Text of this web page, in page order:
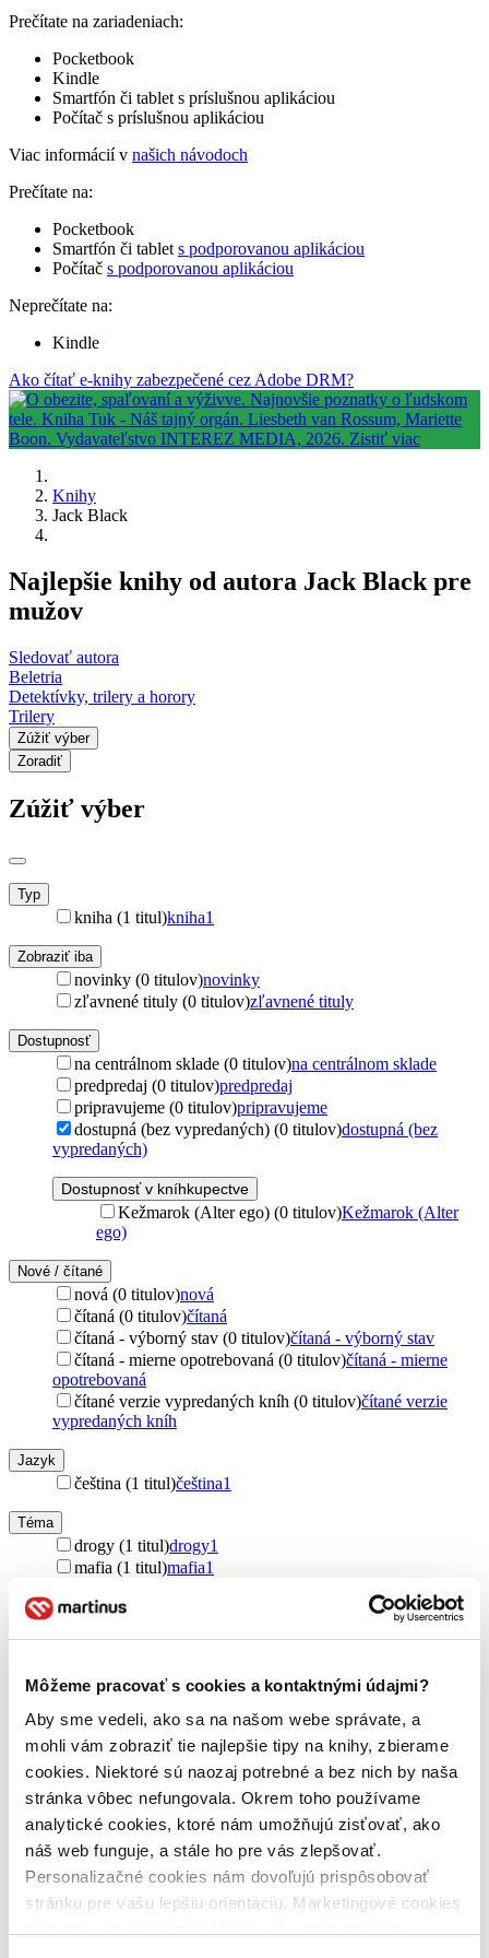
Môžeme pracovať s cookies a kontaktnými údajmi?
Aby sme vedeli, ako sa na našom webe správate, a
mohli vám zobraziť tie najlepšie tipy na knihy, zbierame
cookies. Niektoré sú naozaj potrebné a bez nich by naša
stránka vôbec nefungovala. Okrem toho používame
analytické cookies, ktoré nám umožňujú zisťovať, ako
náš web funguje, a stále ho pre vás zlepšovať.
Personalizačné cookies nám dovoľujú prispôsobovať
stránku pre vašu lepšiu orientáciu. Marketingové cookies
Prečítate na zariadeniach:
Pocketbook
Kindle
Smartfón či tablet s príslušnou aplikáciou
Počítač s príslušnou aplikáciou
Viac informácií v našich návodoch
Prečítate na:
Pocketbook
Smartfón či tablet s podporovanou aplikáciou
Počítač s podporovanou aplikáciou
Neprečítate na:
Kindle
Ako čítať e-knihy zabezpečené cez Adobe DRM?
Knihy
Jack Black
Najlepšie knihy od autora Jack Black pre
mužov
Sledovať autora
Beletria
Detektívky, trilery a horory
Trilery
Zúžiť výber
Zoradiť
Zúžiť výber
Typ
kniha (1 titul)kniha1
Zobraziť iba
novinky (0 titulov)novinky
zľavnené tituly (0 titulov)zľavnené tituly
Dostupnosť
na centrálnom sklade (0 titulov)na centrálnom sklade
predpredaj (0 titulov)predpredaj
pripravujeme (0 titulov)pripravujeme
dostupná (bez vypredaných) (0 titulov)dostupná (bez
vypredaných)
Dostupnosť v kníhkupectve
Kežmarok (Alter ego) (0 titulov)Kežmarok (Alter
ego)
Nové / čítané
nová (0 titulov)nová
čítaná (0 titulov)čítaná
čítaná - výborný stav (0 titulov)čítaná - výborný stav
čítaná - mierne opotrebovaná (0 titulov)čítaná - mierne
opotrebovaná
čítané verzie vypredaných kníh (0 titulov)čítané verzie
vypredaných kníh
Jazyk
čeština (1 titul)čeština1
Téma
drogy (1 titul)drogy1
mafia (1 titul)mafia1
vyšetrovanie (1 titul)
Pre koho
pre ženy (1 titul)pre ženy1
pre mužov (1 titul) pre mužov1
Vydavateľstvo
Pulchra (1 titul)Pulchra1
Väzba
brožovaná väzba (1 titul) brožovaná väzba
Zúžiť výber